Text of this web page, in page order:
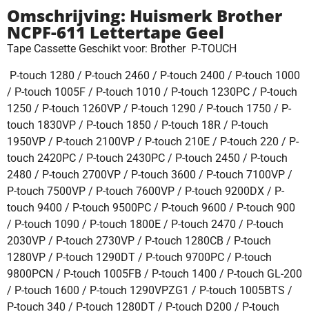
Omschrijving: Huismerk Brother
NCPF-611 Lettertape Geel
Tape Cassette Geschikt voor: Brother P-TOUCH
P-touch 1280 / P-touch 2460 / P-touch 2400 / P-touch 1000
/ P-touch 1005F / P-touch 1010 / P-touch 1230PC / P-touch
1250 / P-touch 1260VP / P-touch 1290 / P-touch 1750 / P-
touch 1830VP / P-touch 1850 / P-touch 18R / P-touch
1950VP / P-touch 2100VP / P-touch 210E / P-touch 220 / P-
touch 2420PC / P-touch 2430PC / P-touch 2450 / P-touch
2480 / P-touch 2700VP / P-touch 3600 / P-touch 7100VP /
P-touch 7500VP / P-touch 7600VP / P-touch 9200DX / P-
touch 9400 / P-touch 9500PC / P-touch 9600 / P-touch 900
/ P-touch 1090 / P-touch 1800E / P-touch 2470 / P-touch
2030VP / P-touch 2730VP / P-touch 1280CB / P-touch
1280VP / P-touch 1290DT / P-touch 9700PC / P-touch
9800PCN / P-touch 1005FB / P-touch 1400 / P-touch GL-200
/ P-touch 1600 / P-touch 1290VPZG1 / P-touch 1005BTS /
P-touch 340 / P-touch 1280DT / P-touch D200 / P-touch